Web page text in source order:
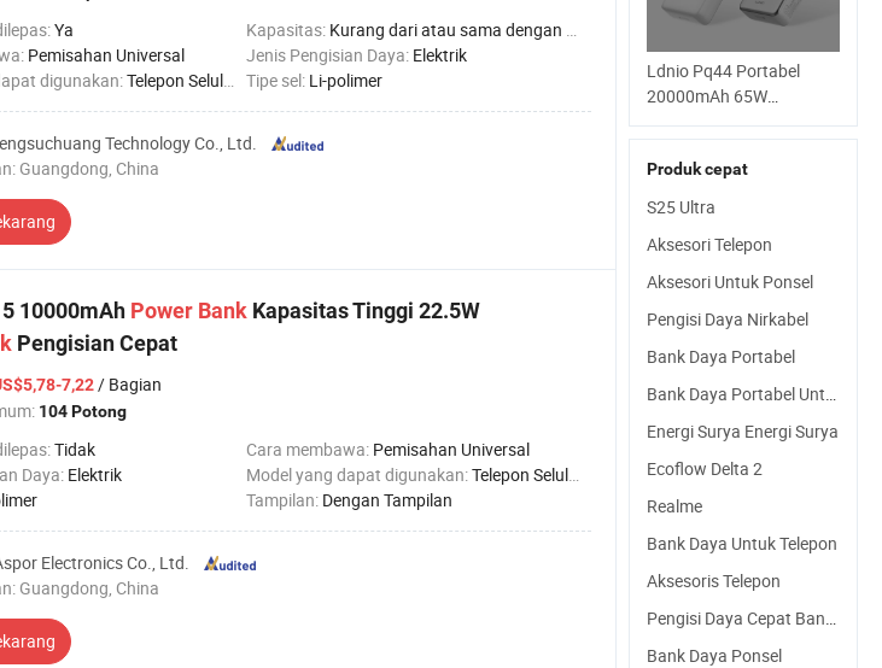
Ya Kapasitas: Kurang dari atau sama dengan 2000mAh
Pemisahan Universal Jenis Pengisian Daya: Elektrik
digunakan:Telepon Seluler Tipe sel: Li-polimer
Technology Co., Ltd.
Guangdong, China
10000mAh Power Bank Kapasitas Tinggi 22.5W
Pengisian Cepat
7,22/ Bagian
104 Potong
Tidak Cara membawa: Pemisahan Universal
Daya: Elektrik Model yang dapat digunakan:Telepon Seluler
Tampilan: Dengan Tampilan
Electronics Co., Ltd.
Guangdong, China
Ldnio Pq44 Portabel
20000mAh 65W
Pengisian Cepat 15W
Magnetik Nirkabel Kabel
USB-C Terintegrasi CE
RoHS Power Bank
Produk cepat
S25 Ultra
Aksesori Telepon
Aksesori Untuk Ponsel
Pengisi Daya Nirkabel
Bank Daya Portabel
Bank Daya Portabel Untuk Ponsel
Energi Surya Energi Surya
Ecoflow Delta 2
Realme
Bank Daya Untuk Telepon
Aksesoris Telepon
Pengisi Daya Cepat Bank Daya
Bank Daya Ponsel